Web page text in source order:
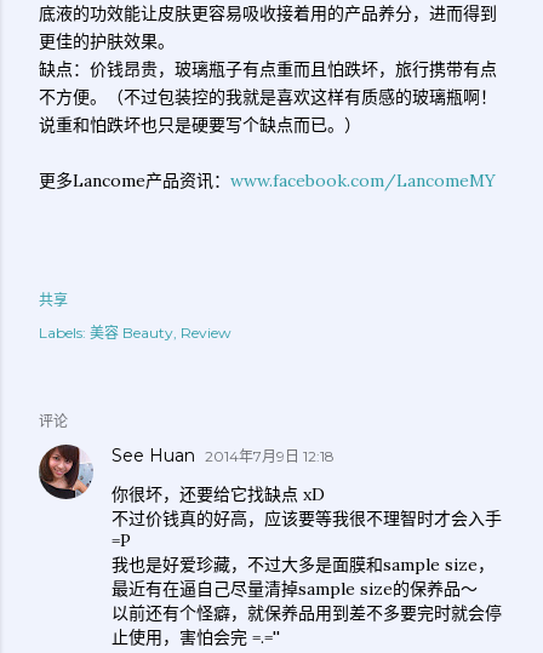
底液的功效能让皮肤更容易吸收接着用的产品养分，进而得到
更佳的护肤效果。
缺点：价钱昂贵，玻璃瓶子有点重而且怕跌坏，旅行携带有点
不方便。（不过包装控的我就是喜欢这样有质感的玻璃瓶啊！
说重和怕跌坏也只是硬要写个缺点而已。）
更多Lancome产品资讯： www.facebook.com/LancomeMY
共享
Labels: 美容 Beauty Review
评论
See Huan 2014年7月9日 12:18
你很坏，还要给它找缺点 xD
不过价钱真的好高，应该要等我很不理智时才会入手
=P
我也是好爱珍藏，不过大多是面膜和sample size，
最近有在逼自己尽量清掉sample size的保养品～
以前还有个怪癖，就保养品用到差不多要完时就会停
止使用，害怕会完 =.=''